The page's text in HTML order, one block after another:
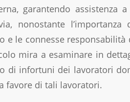
garantendo assistenza
nonostante
e le connesse responsabilità
mira a esaminare in
di infortuni dei lavoratori
favore di tali lavoratori.